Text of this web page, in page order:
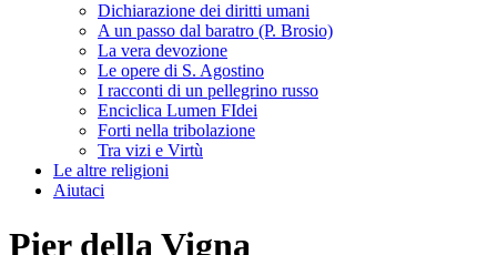
Dichiarazione dei diritti umani
A un passo dal baratro (P. Brosio)
La vera devozione
Le opere di S. Agostino
I racconti di un pellegrino russo
Enciclica Lumen FIdei
Forti nella tribolazione
Tra vizi e Virtù
Le altre religioni
Aiutaci
Pier della Vigna